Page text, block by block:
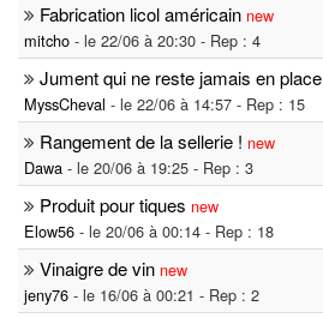
Fabrication licol américain new
mitcho - le 22/06 à 20:30 - Rep : 4
Jument qui ne reste jamais en place
MyssCheval - le 22/06 à 14:57 - Rep : 15
Rangement de la sellerie ! new
Dawa - le 20/06 à 19:25 - Rep : 3
Produit pour tiques new
Elow56 - le 20/06 à 00:14 - Rep : 18
Vinaigre de vin new
jeny76 - le 16/06 à 00:21 - Rep : 2